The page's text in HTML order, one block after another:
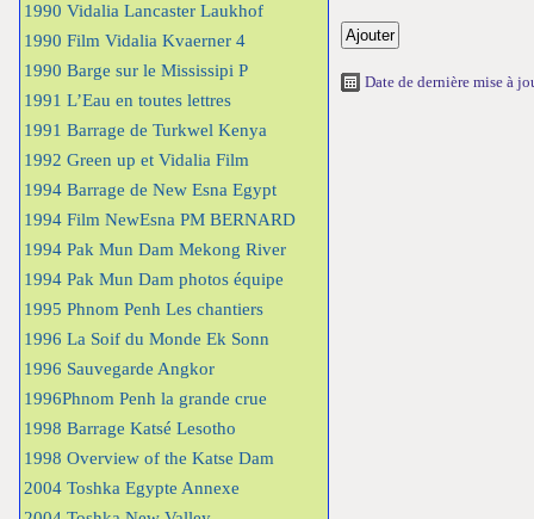
1990 Vidalia Lancaster Laukhof
1990 Film Vidalia Kvaerner 4
1990 Barge sur le Mississipi P
1991 L’Eau en toutes lettres
1991 Barrage de Turkwel Kenya
1992 Green up et Vidalia Film
1994 Barrage de New Esna Egypt
1994 Film NewEsna PM BERNARD
1994 Pak Mun Dam Mekong River
1994 Pak Mun Dam photos équipe
1995 Phnom Penh Les chantiers
1996 La Soif du Monde Ek Sonn
1996 Sauvegarde Angkor
1996Phnom Penh la grande crue
1998 Barrage Katsé Lesotho
1998 Overview of the Katse Dam
2004 Toshka Egypte Annexe
Date de dernière mise à